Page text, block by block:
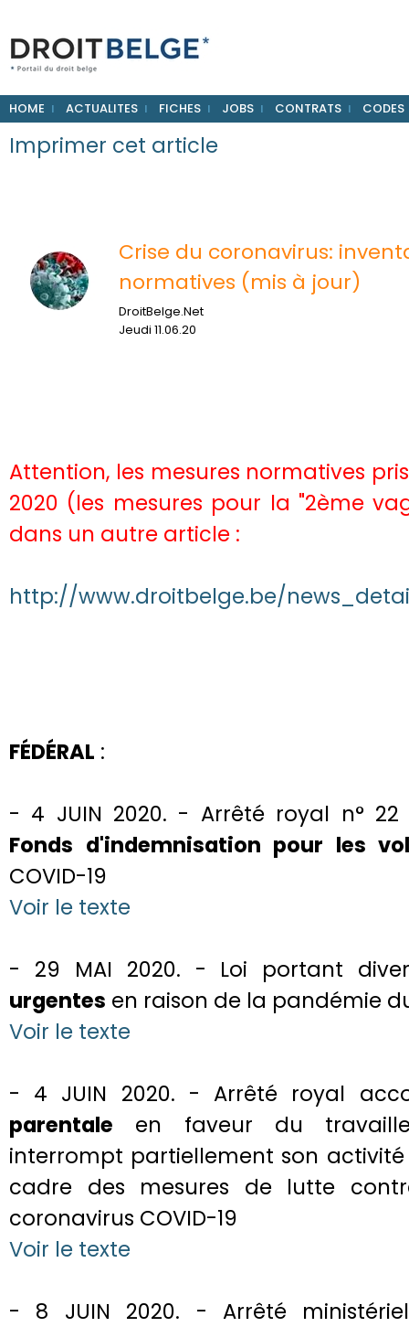
HOME ACTUALITES FICHES JOBS CONTRATS CODES
Imprimer cet article
Crise du coronavirus:
normatives (mis à jour)
DroitBelge.Net
Jeudi 11.06.20
Attention, les mesures normatives
2020 (les mesures pour la "2ème
dans un autre article :
http://www.droitbelge.be/
FÉDÉRAL :
- 4 JUIN 2020. - Arrêté royal n°
Fonds d'indemnisation pour les
COVID-19
Voir le texte
- 29 MAI 2020. - Loi portant
urgentes en raison de la pandémie
Voir le texte
- 4 JUIN 2020. - Arrêté royal
parentale en faveur du
interrompt partiellement son
cadre des mesures de lutte
coronavirus COVID-19
Voir le texte
- 8 JUIN 2020. - Arrêté